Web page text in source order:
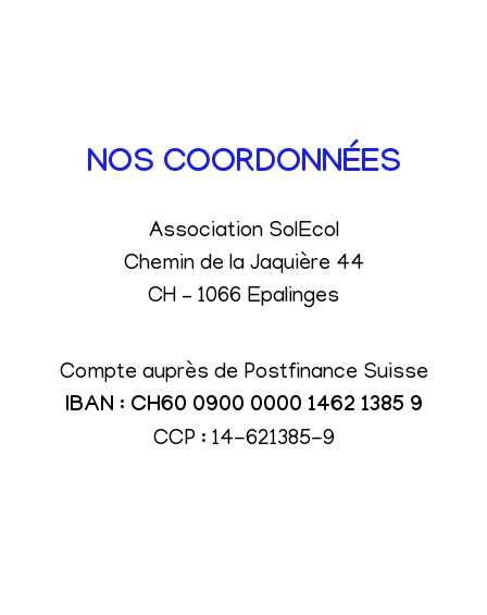
NOS COORDONNÉES
Association SolEcol
Chemin de la Jaquière 44
CH – 1066 Epalinges
Compte auprès de Postfinance Suisse
IBAN : CH60 0900 0000 1462 1385 9
CCP : 14-621385-9